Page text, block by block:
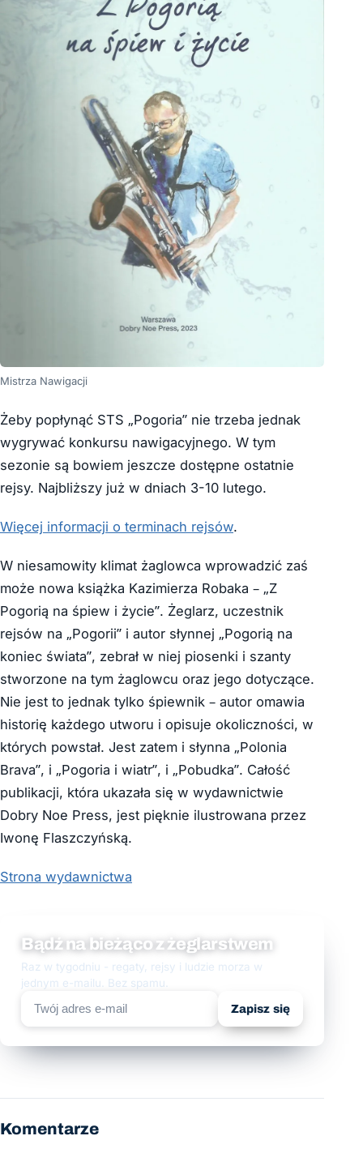
Mistrza Nawigacji
Żeby popłynąć STS „Pogoria” nie trzeba jednak
wygrywać konkursu nawigacyjnego. W tym
sezonie są bowiem jeszcze dostępne ostatnie
rejsy. Najbliższy już w dniach 3-10 lutego.
Więcej informacji o terminach rejsów.
W niesamowity klimat żaglowca wprowadzić zaś
może nowa książka Kazimierza Robaka – „Z
Pogorią na śpiew i życie”. Żeglarz, uczestnik
rejsów na „Pogorii” i autor słynnej „Pogorią na
koniec świata”, zebrał w niej piosenki i szanty
stworzone na tym żaglowcu oraz jego dotyczące.
Nie jest to jednak tylko śpiewnik – autor omawia
historię każdego utworu i opisuje okoliczności, w
których powstał. Jest zatem i słynna „Polonia
Brava”, i „Pogoria i wiatr”, i „Pobudka”. Całość
publikacji, która ukazała się w wydawnictwie
Dobry Noe Press, jest pięknie ilustrowana przez
Iwonę Flaszczyńską.
Strona wydawnictwa
Bądź na bieżąco z żeglarstwem
Raz w tygodniu - regaty, rejsy i ludzie morza w
jednym e-mailu. Bez spamu.
Zapisz się
Komentarze